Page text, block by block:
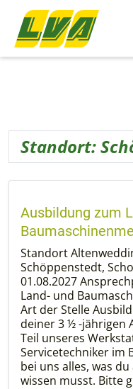
Standort:
Ausbildung zum
Standort
Schöppenstedt,
01.08.2027
Land- und
Art der Stelle
deiner 3 ½ -jährigen
Teil unseres
Servicetechniker im
bei uns alles, was
wissen musst. Bitte